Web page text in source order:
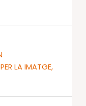
LA IMATGE,